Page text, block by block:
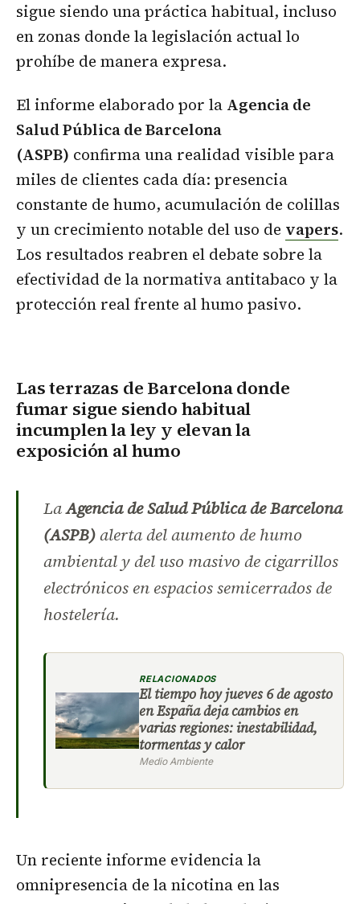
sigue siendo una práctica habitual, incluso
en zonas donde la legislación actual lo
prohíbe de manera expresa.
El informe elaborado por la Agencia de
Salud Pública de Barcelona
(ASPB) confirma una realidad visible para
miles de clientes cada día: presencia
constante de humo, acumulación de colillas
y un crecimiento notable del uso de vapers.
Los resultados reabren el debate sobre la
efectividad de la normativa antitabaco y la
protección real frente al humo pasivo.
Las terrazas de Barcelona donde
fumar sigue siendo habitual
incumplen la ley y elevan la
exposición al humo
LaAgencia de Salud Pública de Barcelona
(ASPB)alerta del aumento de humo
ambiental y del uso masivo de cigarrillos
electrónicos en espacios semicerrados de
hostelería.
RELACIONADOS
El tiempo hoy jueves 6 de agosto
en España deja cambios en
varias regiones: inestabilidad,
tormentas y calor
Medio Ambiente
Un reciente informe evidencia la
omnipresencia de la nicotina en las